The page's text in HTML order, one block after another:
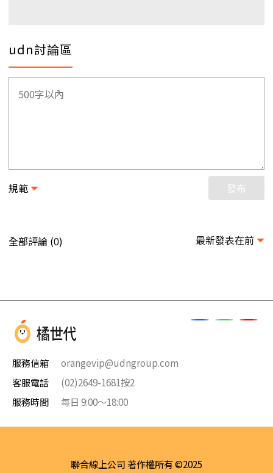
udn討論區
規範 發布
全部評論 (0) 最新發表在前
服務信箱
orangevip@udngroup.com
客服電話
(02)2649-1681按2
服務時間
每日 9:00～18:00
聯合線上公司 著作權所有 ©2025